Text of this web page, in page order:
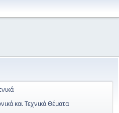
και Τεχνικά Θέματα